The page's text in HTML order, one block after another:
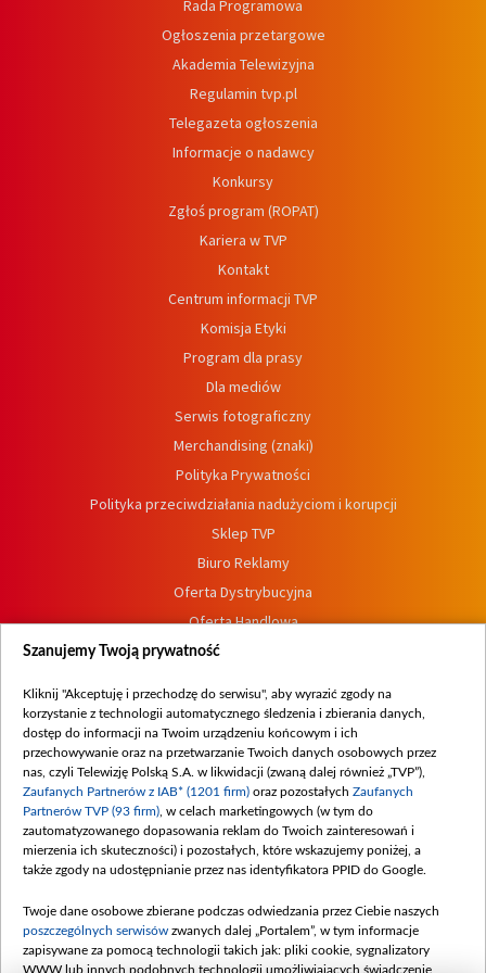
Rada Programowa
Ogłoszenia przetargowe
Akademia Telewizyjna
Regulamin tvp.pl
Telegazeta ogłoszenia
Informacje o nadawcy
Konkursy
Zgłoś program (ROPAT)
Kariera w TVP
Kontakt
Centrum informacji TVP
Komisja Etyki
Program dla prasy
Dla mediów
Serwis fotograficzny
Merchandising (znaki)
Polityka Prywatności
Polityka przeciwdziałania nadużyciom i korupcji
Sklep TVP
Biuro Reklamy
Oferta Dystrybucyjna
Oferta Handlowa
Dostępność
Procedura zgłoszeń wewnętrznych
Szanujemy Twoją prywatność
Kliknij "Akceptuję i przechodzę do serwisu", aby wyrazić zgody na
korzystanie z technologii automatycznego śledzenia i zbierania danych,
dostęp do informacji na Twoim urządzeniu końcowym i ich
przechowywanie oraz na przetwarzanie Twoich danych osobowych przez
nas, czyli Telewizję Polską S.A. w likwidacji (zwaną dalej również „TVP”),
Zaufanych Partnerów z IAB* (1201 firm) oraz pozostałych Zaufanych
Partnerów TVP (93 firm) , w celach marketingowych (w tym do
zautomatyzowanego dopasowania reklam do Twoich zainteresowań i
mierzenia ich skuteczności) i pozostałych, które wskazujemy poniżej, a
także zgody na udostępnianie przez nas identyfikatora PPID do Google.
Twoje dane osobowe zbierane podczas odwiedzania przez Ciebie naszych
poszczególnych serwisów zwanych dalej „Portalem”, w tym informacje
zapisywane za pomocą technologii takich jak: pliki cookie, sygnalizatory
WWW lub innych podobnych technologii umożliwiających świadczenie